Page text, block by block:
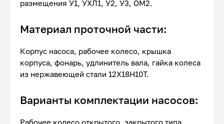
размещения У1, УХЛ1, У2, У3, ОМ2.
Материал проточной части:
Корпус насоса, рабочее колесо, крышка
корпуса, фонарь, удлинитель вала, гайка колеса
из нержавеющей стали 12Х18Н10Т.
Варианты комплектации насосов:
Рабочее колесо открытого, закрытого типа,